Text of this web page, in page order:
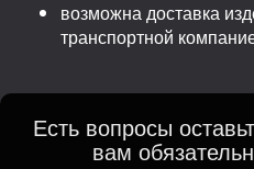
возможна доставка
транспортной
Есть вопросы
вам